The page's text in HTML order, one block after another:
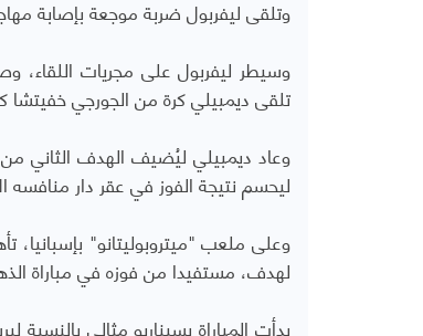
وتلقى ليفربول ضربة موجعة بإصابة
وسيطر ليفربول على مجريات
تلقى ديمبيلي كرة من الجورجي خفيتشا
وعاد ديمبيلي ليُضيف الهدف الثاني
ليحسم نتيجة الفوز في عقر دار منافسه
وعلى ملعب "ميتروبوليتانو"
لهدف، مستفيدا من فوزه في مباراة